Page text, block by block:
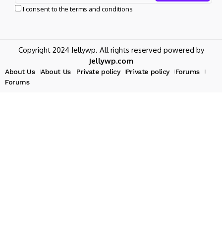
I consent to the terms and conditions
Copyright 2024 Jellywp. All rights reserved powered by
Jellywp.com
About Us About Us Private policy Private policy
Forums
Forums